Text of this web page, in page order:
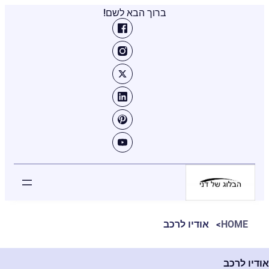
ברוך הבא לשם!
HOME אודיו לרכב
אודיו לרכב